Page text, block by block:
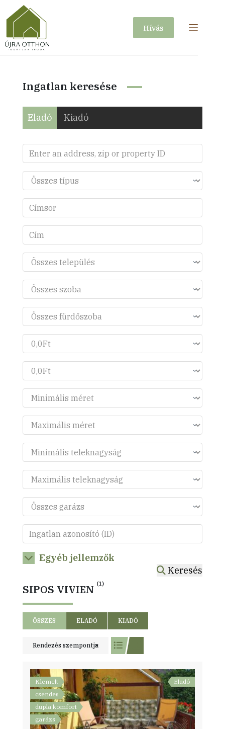
to
content
Hívás
Ingatlan keresése
Eladó Kiadó
Egyéb jellemzők
Keresés
SIPOS VIVIEN (1)
ÖSSZES ELADÓ KIADÓ
Rendezés szempontja
Kiemelt
csendes
dupla komfort
garázs
Eladó